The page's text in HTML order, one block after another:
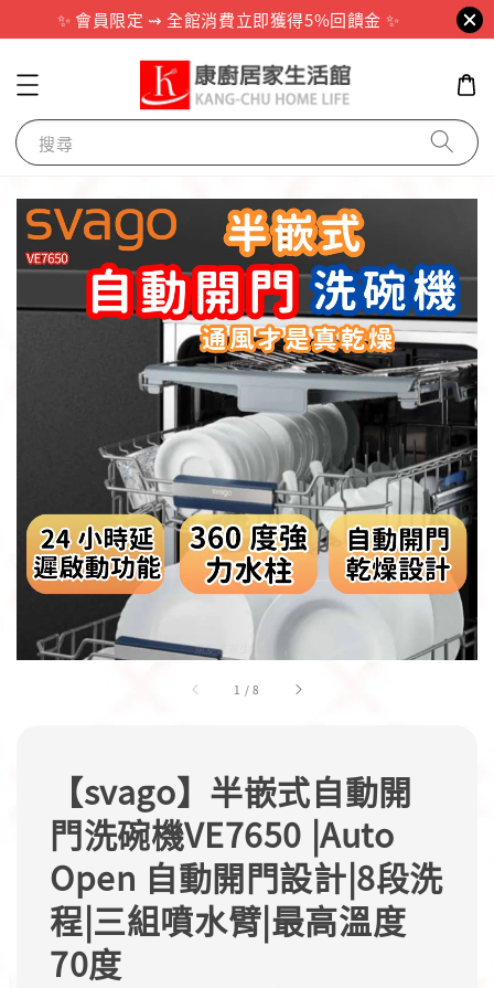
✨ 會員限定 ⇝ 全館消費立即獲得5%回饋金 ✨
搜尋
1 /8
【svago】半嵌式自動開
門洗碗機VE7650 |Auto
Open 自動開門設計|8段洗
程|三組噴水臂|最高溫度
70度